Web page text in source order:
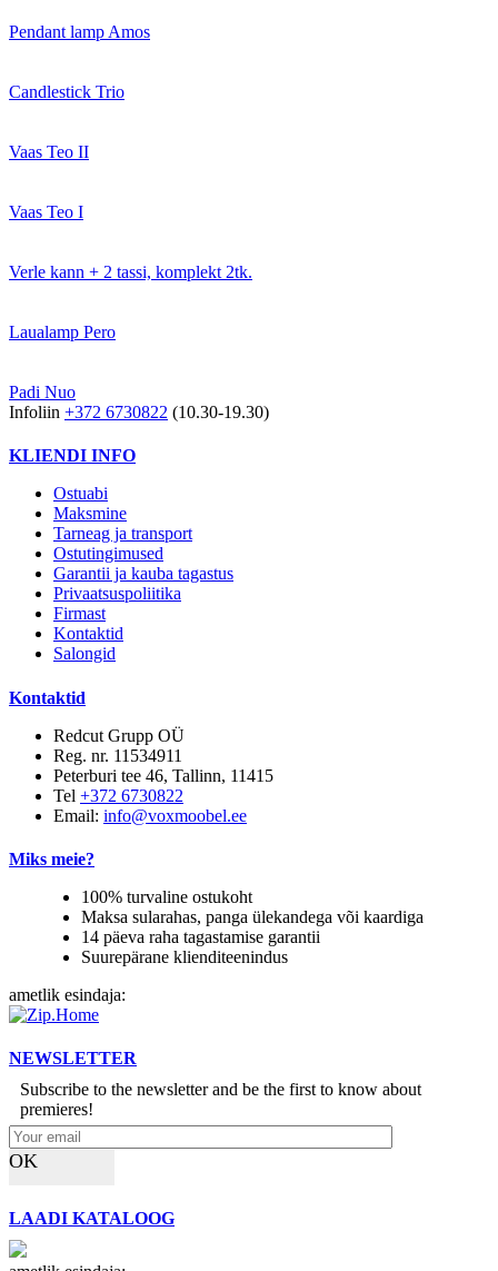
Pendant lamp Amos
Candlestick Trio
Vaas Teo II
Vaas Teo I
Verle kann + 2 tassi, komplekt 2tk.
Laualamp Pero
Padi Nuo
Infoliin +372 6730822 (10.30-19.30)
KLIENDI INFO
Ostuabi
Maksmine
Tarneag ja transport
Ostutingimused
Garantii ja kauba tagastus
Privaatsuspoliitika
Firmast
Kontaktid
Salongid
Kontaktid
Redcut Grupp OÜ
Reg. nr. 11534911
Peterburi tee 46, Tallinn, 11415
Tel +372 6730822
Email: info@voxmoobel.ee
Miks meie?
100% turvaline ostukoht
Maksa sularahas, panga ülekandega või kaardiga
14 päeva raha tagastamise garantii
Suurepärane klienditeenindus
ametlik esindaja:
NEWSLETTER
Subscribe to the newsletter and be the first to know about
premieres!
OK
LAADI KATALOOG